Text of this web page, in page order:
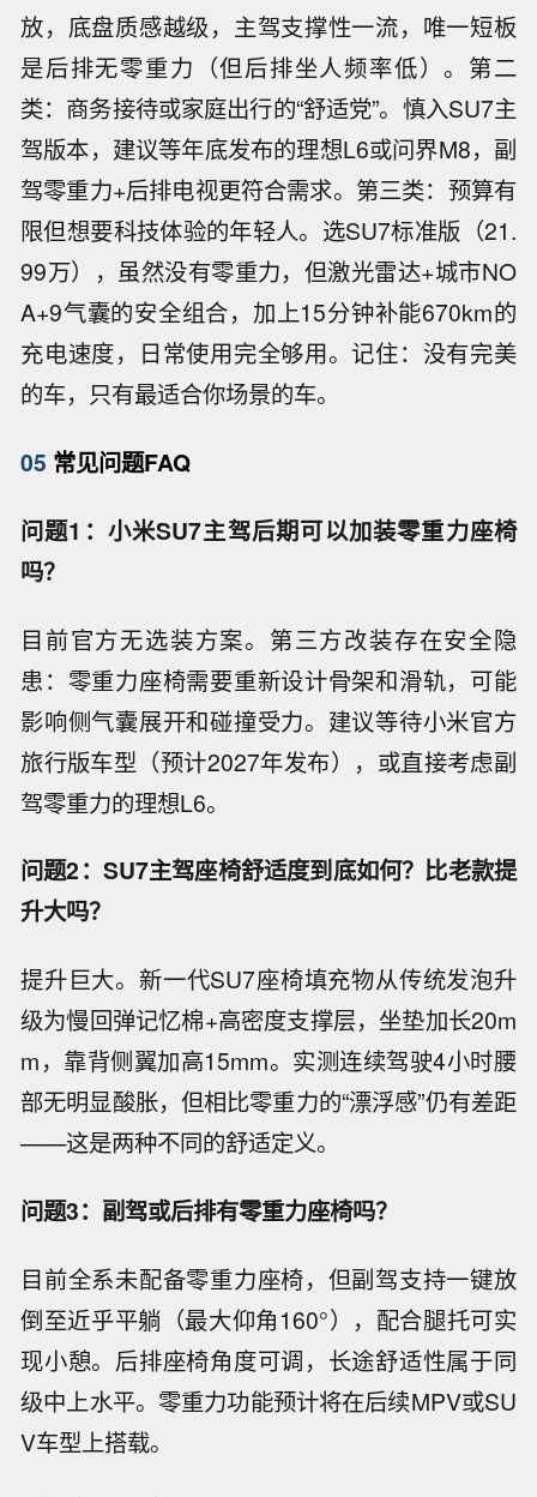
放，底盘质感越级，主驾支撑性一流，唯一短板
是后排无零重力（但后排坐人频率低）。第二
类：商务接待或家庭出行的“舒适党”。慎入SU7主
驾版本，建议等年底发布的理想L6或问界M8，副
驾零重力+后排电视更符合需求。第三类：预算有
限但想要科技体验的年轻人。选SU7标准版（21.
99万），虽然没有零重力，但激光雷达+城市NO
A+9气囊的安全组合，加上15分钟补能670km的
充电速度，日常使用完全够用。记住：没有完美
的车，只有最适合你场景的车。
05 常见问题FAQ
问题1：小米SU7主驾后期可以加装零重力座椅
吗？
目前官方无选装方案。第三方改装存在安全隐
患：零重力座椅需要重新设计骨架和滑轨，可能
影响侧气囊展开和碰撞受力。建议等待小米官方
旅行版车型（预计2027年发布），或直接考虑副
驾零重力的理想L6。
问题2：SU7主驾座椅舒适度到底如何？比老款提
升大吗？
提升巨大。新一代SU7座椅填充物从传统发泡升
级为慢回弹记忆棉+高密度支撑层，坐垫加长20m
m，靠背侧翼加高15mm。实测连续驾驶4小时腰
部无明显酸胀，但相比零重力的“漂浮感”仍有差距
——这是两种不同的舒适定义。
问题3：副驾或后排有零重力座椅吗？
目前全系未配备零重力座椅，但副驾支持一键放
倒至近乎平躺（最大仰角160°），配合腿托可实
现小憩。后排座椅角度可调，长途舒适性属于同
级中上水平。零重力功能预计将在后续MPV或SU
V车型上搭载。